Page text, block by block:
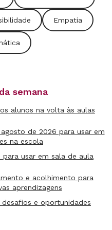
do ponto de
identificar noções
reconhecido. É
as noções e os
status de objeto.
Os trabalhos
de despersonalização
do saber. Os de
Empatia
semana
alunos na volta às aulas
de 2026 para usar em
na escola
para usar em sala de aula
e acolhimento para
aprendizagens
e oportunidades